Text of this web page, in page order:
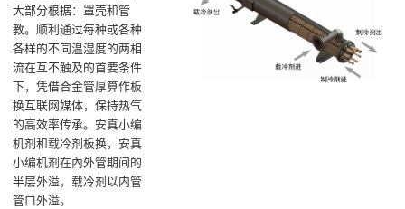
大部分根据：罩壳和管
教。顺利通过每种或各种
各样的不同温湿度的两相
流在互不触及的首要条件
下，凭借合金管厚算作板
换互联网媒体，保持热气
的高效率传承。安真小编
机剂和载冷剂板换，安真
小编机剂在內外管期间的
半层外溢，载冷剂以内管
管口外溢。